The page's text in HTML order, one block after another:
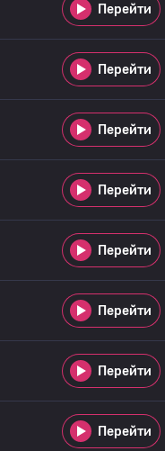
Перейти
Перейти
Перейти
Перейти
Перейти
Перейти
Перейти
Перейти